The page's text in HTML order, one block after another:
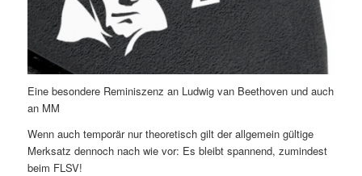
Eine besondere Reminiszenz an Ludwig van Beethoven und auch
an MM
Wenn auch temporär nur theoretisch gilt der allgemein gültige
Merksatz dennoch nach wie vor: Es bleibt spannend, zumindest
beim FLSV!